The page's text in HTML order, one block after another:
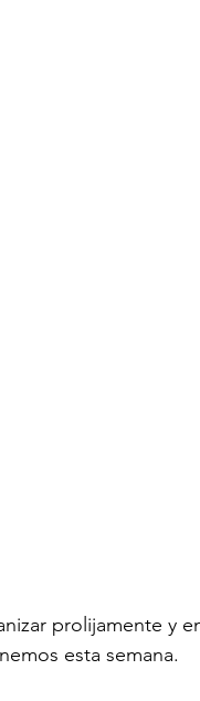
prolijamente y
esta semana.